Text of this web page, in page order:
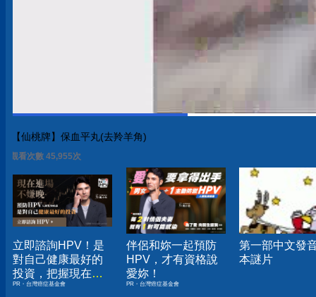
【仙桃牌】保血平丸(去羚羊角)
觀看次數 45,955次
立即諮詢HPV！是
對自己健康最好的
投資，把握現在不
嫌晚！
PR・台灣癌症基金會
伴侶和妳一起預防
HPV，才有資格說
愛妳！
PR・台灣癌症基金會
第一部中文發
本謎片